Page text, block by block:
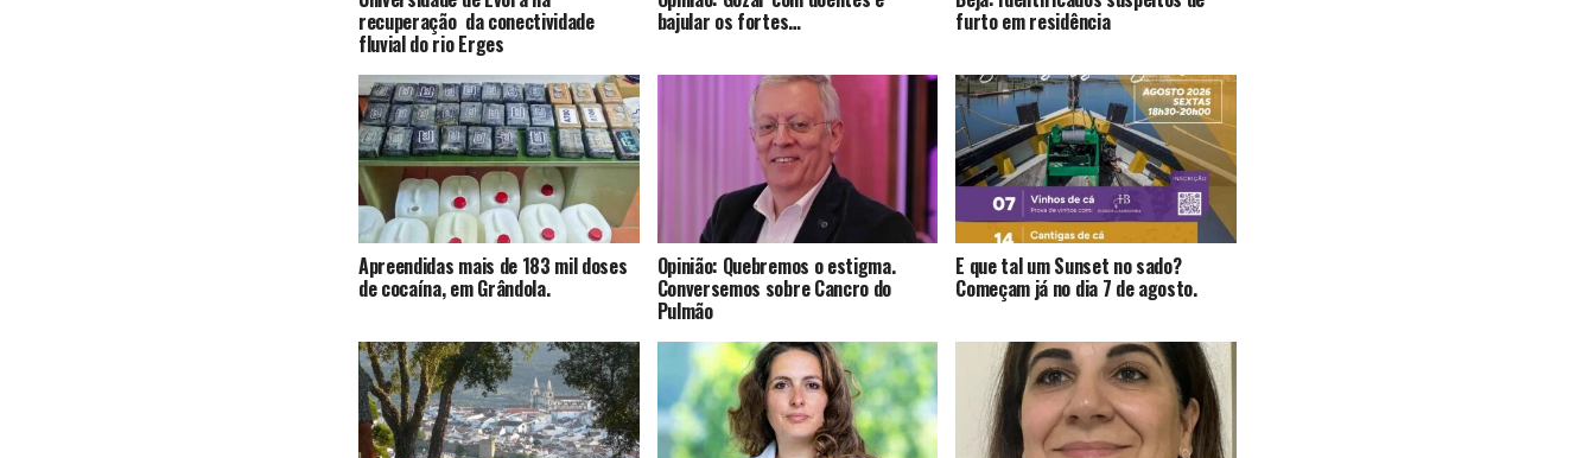
recuperação da conectividade
fluvial do rio Erges
bajular os fortes… furto em residência
Apreendidas mais de 183 mil doses
de cocaína, em Grândola.
Opinião: Quebremos o estigma.
Conversemos sobre Cancro do
Pulmão
E que tal um Sunset no sado?
Começam já no dia 7 de agosto.